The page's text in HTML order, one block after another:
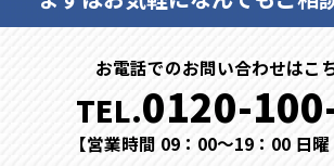
お電話でのお問い合わせはこ
TEL.0120-
【営業時間 09：00～19：00 日曜